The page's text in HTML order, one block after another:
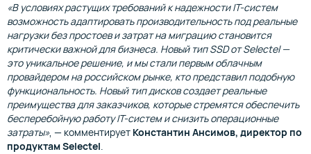
«В условиях растущих требований к надежности IT-систем
возможность адаптировать производительность под реальные
нагрузки без простоев и затрат на миграцию становится
критически важной для бизнеса. Новый тип SSD от Selectel —
это уникальное решение, и мы стали первым облачным
провайдером на российском рынке, кто представил подобную
функциональность. Новый тип дисков создает реальные
преимущества для заказчиков, которые стремятся обеспечить
бесперебойную работу IT-систем и снизить операционные
затраты», — комментирует Константин Ансимов, директор по
продуктам Selectel.